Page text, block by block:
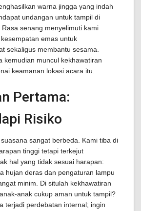
warna jingga yang indah
undangan untuk tampil di
senang menyelimuti kami
emas untuk
sekaligus membantu sesama.
kemudian muncul kekhawatiran
keamanan lokasi acara itu.
Pertama:
Risiko
sangat berbeda. Kami tiba di
tinggi tetapi terkejut
hal yang tidak sesuai harapan:
hujan deras dan pengaturan lampu
minim. Di situlah kekhawatiran
anak cukup aman untuk tampil?
terjadi perdebatan internal; ingin